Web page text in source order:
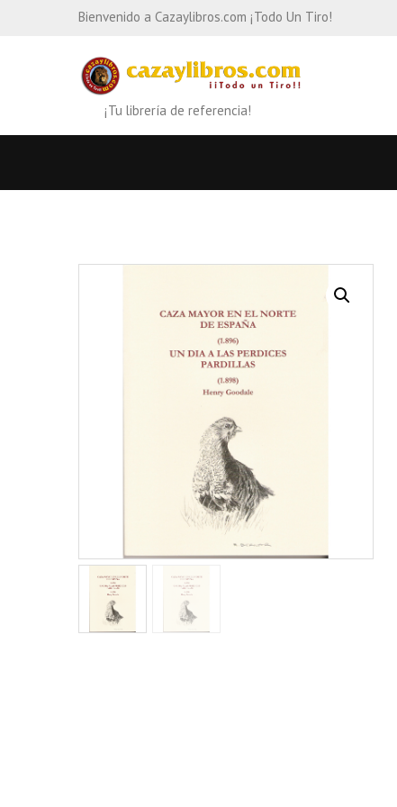
Bienvenido a Cazaylibros.com ¡Todo Un Tiro!
¡Tu librería de referencia!